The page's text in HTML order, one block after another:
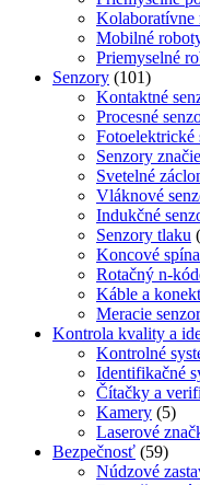
Kolaboratívne
Mobilné
Priemyselné
Senzory (101)
Kontaktné
Procesné
Fotoelektrické
Senzory
Svetelné
Vláknové
Indukčné
Senzory tlaku
Koncové
Rotačný n-
Káble a
Meracie
Kontrola kvality a
Kontrolné
Identifikačné
Čítačky a
Kamery (5)
Laserové
Bezpečnosť (59)
Núdzové